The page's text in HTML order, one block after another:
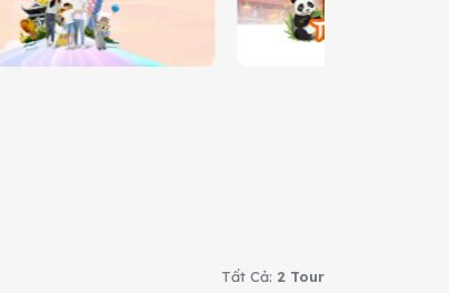
Tất Cả: 2 Tour